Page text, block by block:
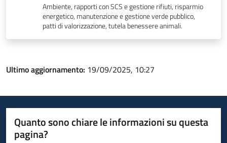
Ambiente, rapporti con SCS e gestione rifiuti, risparmio
energetico, manutenzione e gestione verde pubblico,
patti di valorizzazione, tutela benessere animali.
Ultimo aggiornamento: 19/09/2025, 10:27
Quanto sono chiare le informazioni su questa
pagina?